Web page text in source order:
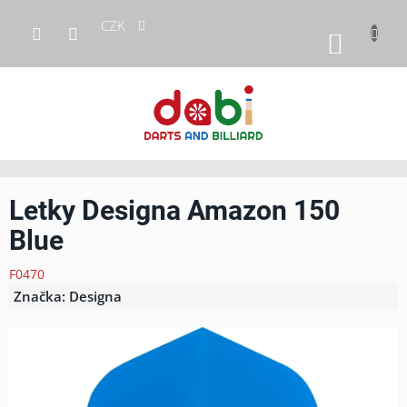
obsah
CZK
KOŠÍK
Letky Designa Amazon 150
Blue
F0470
Značka: Designa